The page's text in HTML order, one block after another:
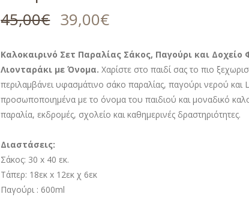
45,00€ 39,00€
Καλοκαιρινό Σετ Παραλίας Σάκος, Παγούρι και Δοχείο
Λιονταράκι με Όνομα.Χαρίστε στο παιδί σας το πιο
περιλαμβάνει υφασμάτινο σάκο παραλίας, παγούρι νερού και
προσωποποιημένα με το όνομα του παιδιού και μοναδικό
παραλία, εκδρομές, σχολείο και καθημερινές δραστηριότητες.
Διαστάσεις:
Σάκος: 30 x 40 εκ.
Τάπερ: 18εκ x 12εκ χ 6εκ
Παγούρι : 600ml